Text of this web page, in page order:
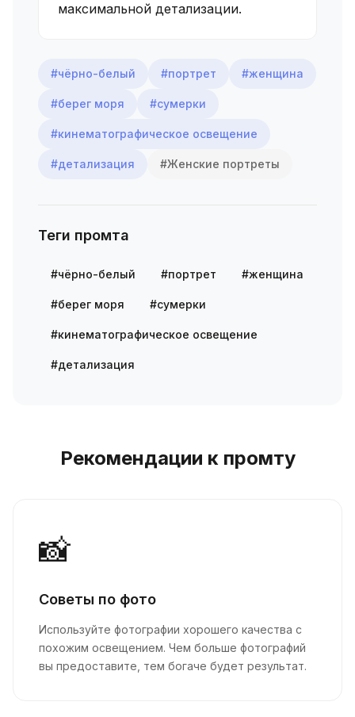
максимальной детализации.
#чёрно-белый #портрет #женщина
#берег моря #сумерки
#кинематографическое освещение
#детализация #Женские портреты
Теги промта
#чёрно-белый #портрет #женщина
#берег моря #сумерки
#кинематографическое освещение
#детализация
Рекомендации к промту
📸
Советы по фото
Используйте фотографии хорошего качества с
похожим освещением. Чем больше фотографий
вы предоставите, тем богаче будет результат.